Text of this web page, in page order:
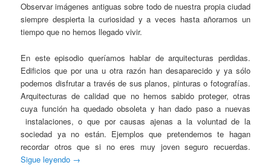
Observar imágenes antiguas sobre todo de nuestra propia ciudad
siempre despierta la curiosidad y a veces hasta añoramos un
tiempo que no hemos llegado vivir.
En este episodio queríamos hablar de arquitecturas perdidas.
Edificios que por una u otra razón han desaparecido y ya sólo
podemos disfrutar a través de sus planos, pinturas o fotografías.
Arquitecturas de calidad que no hemos sabido proteger, otras
cuya función ha quedado obsoleta y han dado paso a nuevas
instalaciones, o que por causas ajenas a la voluntad de la
sociedad ya no están. Ejemplos que pretendemos te hagan
recordar otros que si no eres muy joven seguro recuerdas.
Sigue leyendo →